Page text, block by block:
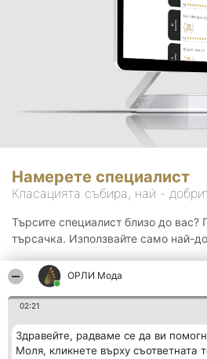
ОРЛИ Мода
02:21
Здравейте, радваме се да ви
Моля, кликнете върху съответната
Намерете специалист
Класацията събира, най -
Търсите специалист близо до вас?
търсачка. Използвайте само най-